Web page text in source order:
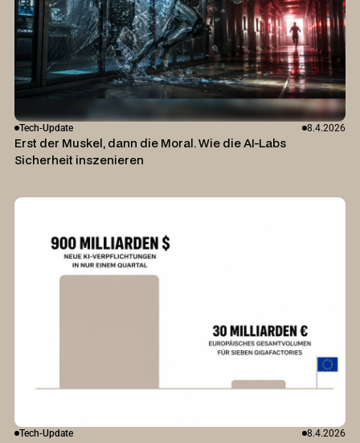
Tech-Update 8.4.2026
Erst der Muskel, dann die Moral. Wie die AI-Labs
Sicherheit inszenieren
Tech-Update 8.4.2026